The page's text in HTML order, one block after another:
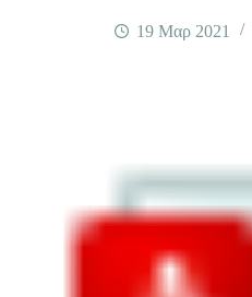
19 Μαρ 2021